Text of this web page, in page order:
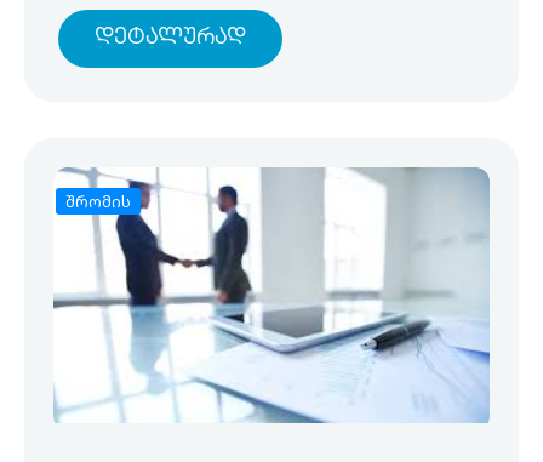
Დეტალურად
შრომის